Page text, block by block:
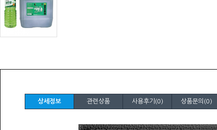
상세정보 관련상품 사용후기(0) 상품문의(0)